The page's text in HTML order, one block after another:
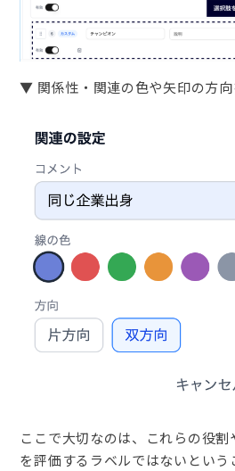
▼ 関係性・関連の色や矢印の方向
ここで大切なのは、これらの役
を評価するラベルではないという